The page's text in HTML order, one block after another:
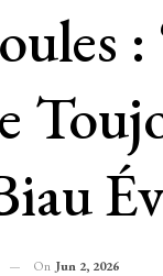
On Jun 2, 2026